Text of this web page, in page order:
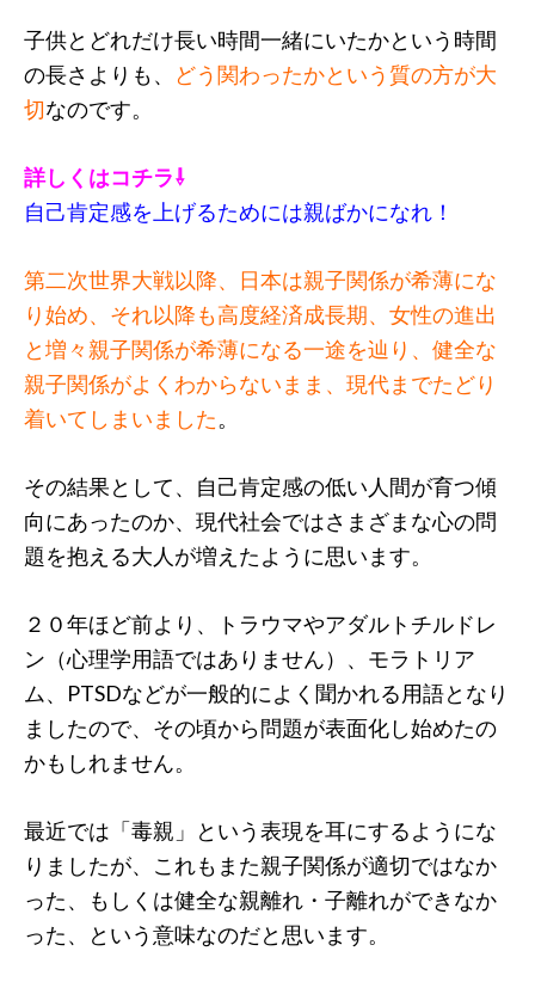
子供とどれだけ長い時間一緒にいたかという時間
の長さよりも、 どう関わったかという質の方が大
切なのです。
詳しくはコチラ⇩
自己肯定感を上げるためには親ばかになれ！
第二次世界大戦以降、日本は親子関係が希薄にな
り始め、それ以降も高度経済成長期、女性の進出
と増々親子関係が希薄になる一途を辿り、健全な
親子関係がよくわからないまま、現代までたどり
着いてしまいました。
その結果として、自己肯定感の低い人間が育つ傾
向にあったのか、現代社会ではさまざまな心の問
題を抱える大人が増えたように思います。
２０年ほど前より、トラウマやアダルトチルドレ
ン（心理学用語ではありません）、モラトリア
ム、PTSDなどが一般的によく聞かれる用語となり
ましたので、その頃から問題が表面化し始めたの
かもしれません。
最近では「毒親」という表現を耳にするようにな
りましたが、これもまた親子関係が適切ではなか
った、もしくは健全な親離れ・子離れができなか
った、という意味なのだと思います。